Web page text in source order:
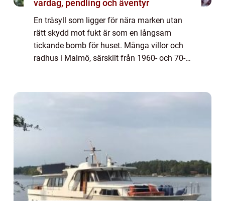
vardag, pendling och äventyr
En träsyll som ligger för nära marken utan
rätt skydd mot fukt är som en långsam
tickande bomb för huset. Många villor och
radhus i Malmö, särskilt från 1960- och 70-